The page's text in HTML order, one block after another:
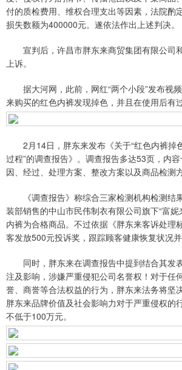
付的质检费用、维权合理支出等因素，法院酌
损失数额为400000元。遂依法作出上述判决。
宣判后，许昌市胖东来商贸集团有限公司
上诉。
据大河网，此前，网红“两个小段”发布视
来购买的红色内裤发现掉色，并且在使用后有
2月14日，胖东来发布《关于“红色内裤掉
过程”的调查报告》。调查报告多达53页，内
因、经过、处理方案、整改方案以及商品检测
《调查报告》称综合三家检测机构检测结
装部销售的中山市民伟制衣有限公司旗下“富
内裤为合格商品。不过依据《胖东来客诉处理
客发放500元投诉奖，跟踪顾客健康恢复状况并
同时，胖东来在调查报告中提到结合其发
注及影响，涉嫌严重侵犯公司名誉权！对于任
誉、商誉等合法权益的行为，胖东来法务将坚
胖东来品牌价值及社会影响力对于严重侵权的
不低于100万元。